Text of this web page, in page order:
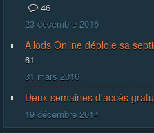
46
23 décembre 2016
Allods Online déploie sa
61
31 mars 2016
Deux semaines d'accès
19 décembre 2014